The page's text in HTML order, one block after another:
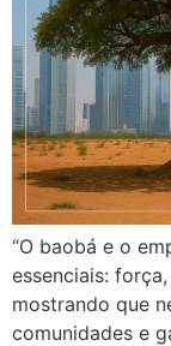
“O baobá e o
essenciais:
mostrando que
comunidades e